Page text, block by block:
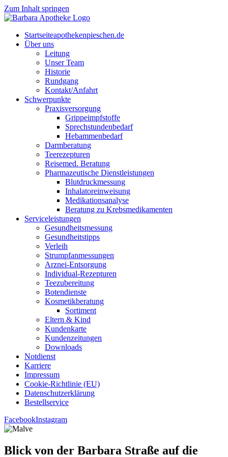
Zum Inhalt springen
Start­sei­teapothekenpieschen.de
Über uns
Lei­tung
Unser Team
His­to­rie
Rund­gang
Kontakt/Anfahrt
Schwer­punk­te
Pra­xis­ver­sor­gung
Grip­pe­impf­stof­fe
Sprech­stun­den­be­darf
Heb­am­men­be­darf
Darm­be­ra­tung
Tee­re­zep­tu­ren
Rei­se­med. Beratung
Phar­ma­zeu­ti­sche Dienstleistungen
Blut­druck­mes­sung
Inha­la­tor­ein­wei­sung
Medi­ka­ti­ons­ana­ly­se
Bera­tung zu Krebsmedikamenten
Ser­vice­leis­tun­gen
Gesund­heits­mes­sung
Gesund­heits­tipps
Ver­leih
Strumpfan­mes­sun­gen
Arz­n­ei-Ent­­sor­­gung
Indi­­vi­­du­al-Rezep­­tu­­ren
Tee­zu­be­rei­tung
Boten­diens­te
Kos­me­tik­be­ra­tung
Sor­ti­ment
Eltern & Kind
Kun­den­kar­te
Kun­den­zei­tun­gen
Down­loads
Not­dienst
Kar­rie­re
Impres­sum
Coo­kie-Rich­t­­li­­nie (EU)
Datenschutz­erklärung
Bestell­ser­vice
FacebookInstagram
Blick von der Bar­ba­ra Stra­ße auf die